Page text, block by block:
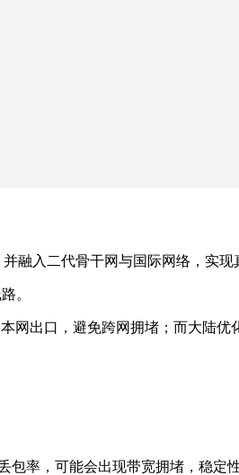
融入二代骨干网与国际网络，实现
。
网出口，避免跨网拥堵；而大陆
包率，可能会出现带宽拥堵，稳定